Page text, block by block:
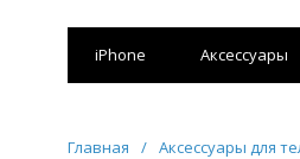
iPhone Аксессуары
Главная / Аксессуары для